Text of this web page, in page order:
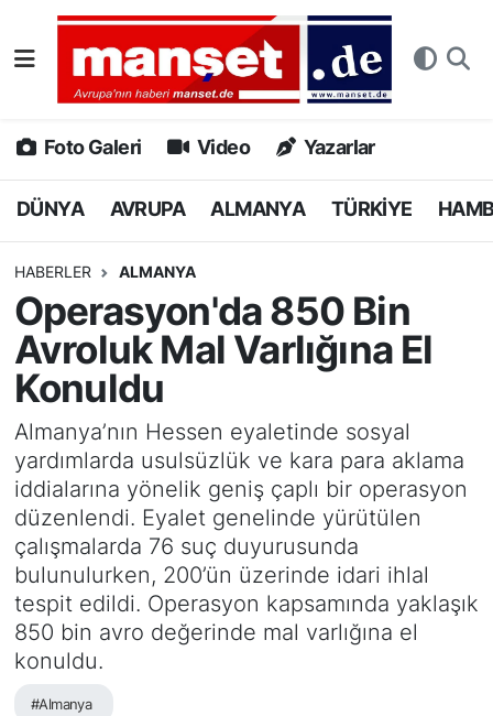
Foto Galeri Video Yazarlar
DÜNYA AVRUPA ALMANYA TÜRKİYE
HABERLER ALMANYA
Operasyon'da 850 Bin
Avroluk Mal Varlığına El
Konuldu
Almanya’nın Hessen eyaletinde sosyal
yardımlarda usulsüzlük ve kara para aklama
iddialarına yönelik geniş çaplı bir operasyon
düzenlendi. Eyalet genelinde yürütülen
çalışmalarda 76 suç duyurusunda
bulunulurken, 200’ün üzerinde idari ihlal
tespit edildi. Operasyon kapsamında yaklaşık
850 bin avro değerinde mal varlığına el
konuldu.
#Almanya
DÜNYA
AVRUPA
ALMANYA
HAMBURG
SPOR
DEUTSCH
EKONOMİ
SİYASET
SAĞLIK
Nöbetçi Eczaneler
Hava Durumu
Namaz Vakitleri
Puan Durumu ve Fikstür
Tüm Manşetler
Son Dakika Haberleri
Haber Arşivi